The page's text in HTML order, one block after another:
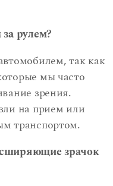
рулем?
так как
мы часто
зрения.
на прием или
транспортом.
зрачок